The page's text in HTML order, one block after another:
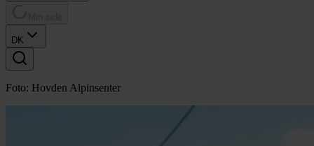
DK
Foto: Hovden Alpinsenter